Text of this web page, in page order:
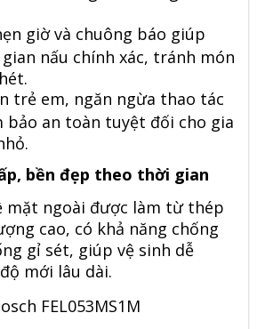
giờ và chuông báo giúp
nấu chính xác, tránh món
trẻ em, ngăn ngừa thao tác
bảo an toàn tuyệt đối cho gia
bền đẹp theo thời gian
mặt ngoài được làm từ thép
cao, có khả năng chống
gỉ sét, giúp vệ sinh dễ
mới lâu dài.